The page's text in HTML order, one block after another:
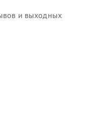
и выходных